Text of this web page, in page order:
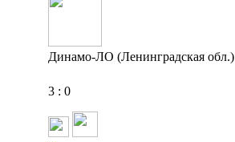
Динамо-ЛО (Ленинградская обл.)
3 : 0